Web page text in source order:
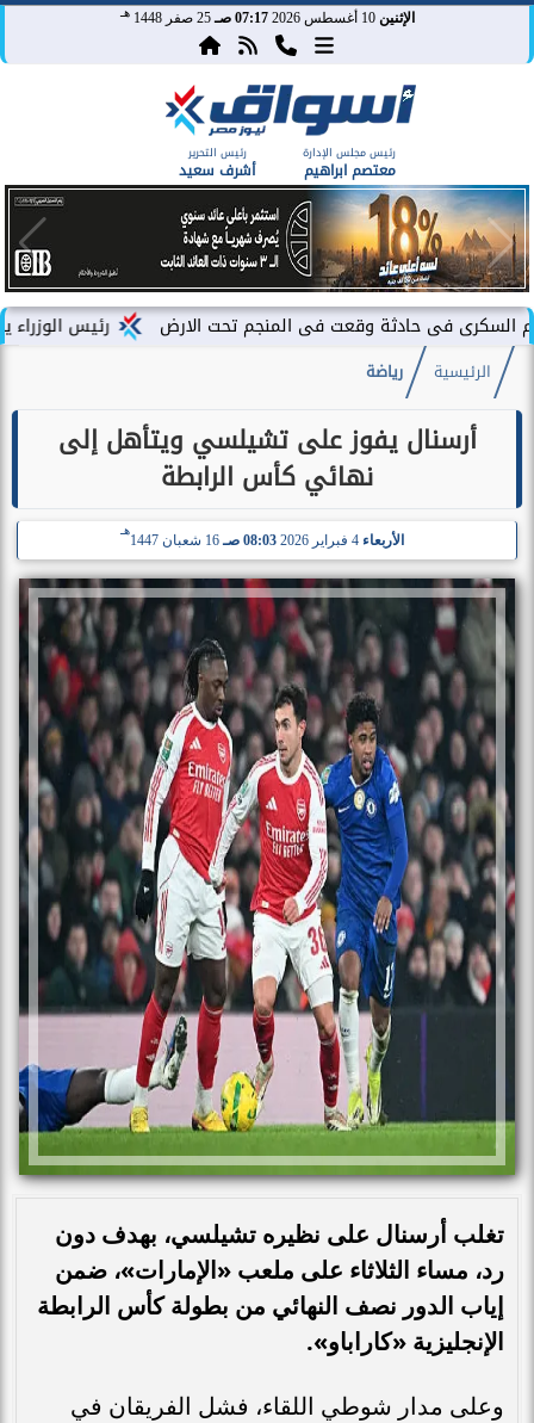
الإثنين 10 أغسطس 2026 07:17 صـ 25 صفر 1448 هـ
رئيس مجلس الإدارة
معتصم ابراهيم
رئيس التحرير
أشرف سعيد
رئيس الوزراء يشهد حادثة وقعت فى المنجم تحت الارض
الرئيسية رياضة
أرسنال يفوز على تشيلسي ويتأهل إلى
نهائي كأس الرابطة
الأربعاء 08:03 صـ 16 شعبان 1447
هـ
تغلب أرسنال على نظيره تشيلسي، بهدف دون
رد، مساء الثلاثاء على ملعب «الإمارات»، ضمن
إياب الدور نصف النهائي من بطولة كأس الرابطة
الإنجليزية «كاراباو».
وعلى مدار شوطي اللقاء، فشل الفريقان في